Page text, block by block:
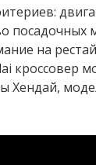
посадочных
на
кроссовер
Хендай,